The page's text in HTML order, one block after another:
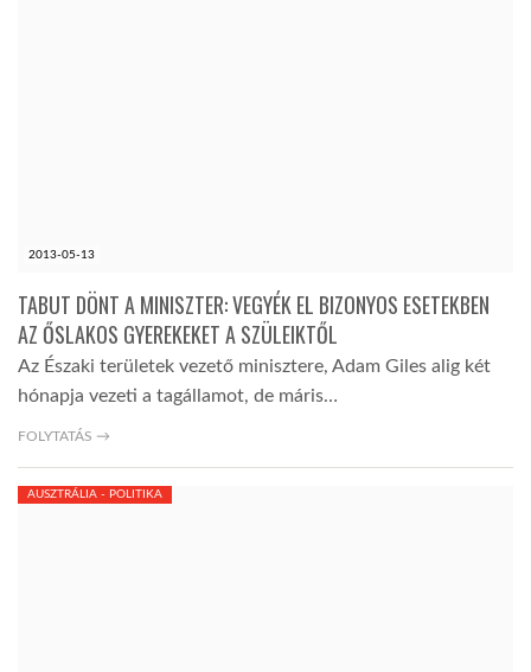
2013-05-13
TABUT DÖNT A MINISZTER: VEGYÉK EL BIZONYOS ESETEKBEN
AZ ŐSLAKOS GYEREKEKET A SZÜLEIKTŐL
Az Északi területek vezető minisztere, Adam Giles alig két
hónapja vezeti a tagállamot, de máris…
FOLYTATÁS →
AUSZTRÁLIA - POLITIKA